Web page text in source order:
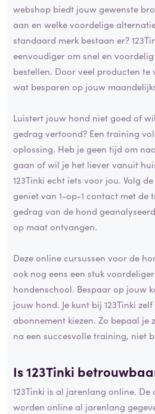
webshop biedt jouw gewenste
aan en welke voordelige
standaard merk bestaan er?
eenvoudiger om snel en
bestellen. Door veel producten te
wat besparen op jouw
Luistert jouw hond niet goed of
gedrag vertoond? Een training
oplossing. Heb je geen tijd om
gaan of wil je het liever vanuit
123Tinki echt iets voor jou. Volg
geniet van 1-op-1 contact met de
gedrag van de hond
op maat ontvangen.
Deze online cursussen voor de
ook nog eens een stuk
hondenschool. Bespaar op jouw
jouw hond. Je kunt bij 123Tinki
abonnement kiezen. Zo bepaal je
na een succesvolle training, niet
Is 123Tinki
123Tinki is al jarenlang online.
worden online al jarenlang